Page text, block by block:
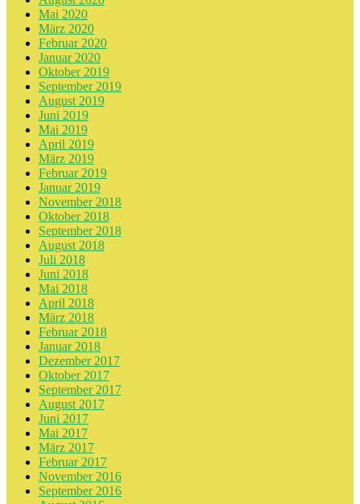
Mai 2020
März 2020
Februar 2020
Januar 2020
Oktober 2019
September 2019
August 2019
Juni 2019
Mai 2019
April 2019
März 2019
Februar 2019
Januar 2019
November 2018
Oktober 2018
September 2018
August 2018
Juli 2018
Juni 2018
Mai 2018
April 2018
März 2018
Februar 2018
Januar 2018
Dezember 2017
Oktober 2017
September 2017
August 2017
Juni 2017
Mai 2017
März 2017
Februar 2017
November 2016
September 2016